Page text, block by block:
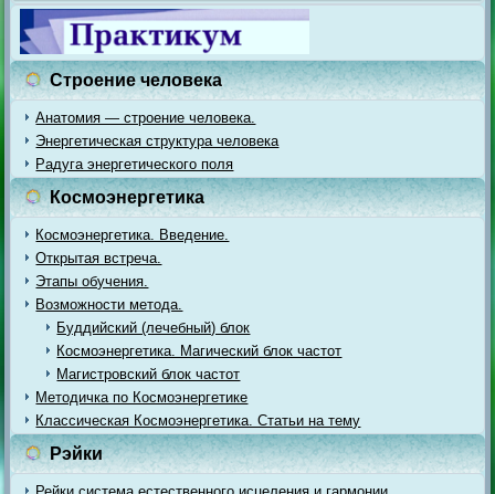
Строение человека
Анатомия — строение человека.
Энергетическая структура человека
Радуга энергетического поля
Космоэнергетика
Космоэнергетика. Введение.
Открытая встреча.
Этапы обучения.
Возможности метода.
Буддийский (лечебный) блок
Космоэнергетика. Магический блок частот
Магистровский блок частот
Методичка по Космоэнергетике
Классическая Космоэнергетика. Статьи на тему
Рэйки